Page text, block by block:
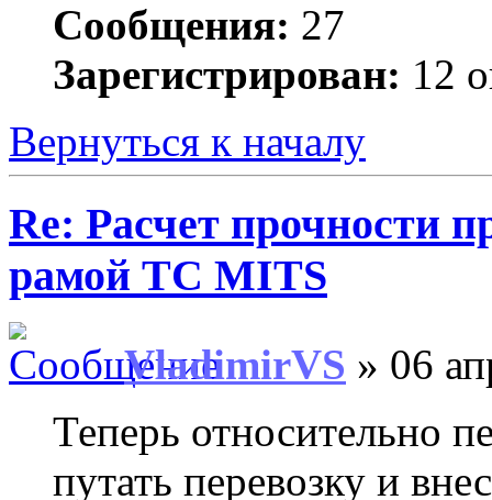
Сообщения: 27
Зарегистрирован: 12
Вернуться к началу
Re: Расчет прочности
рамой ТС MITS
VladimirVS » 06
Теперь относительно
путать перевозку и